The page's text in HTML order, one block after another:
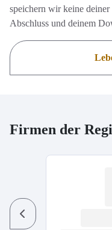
speichern wir keine
Abschluss und deinem
Firmen der
Previous